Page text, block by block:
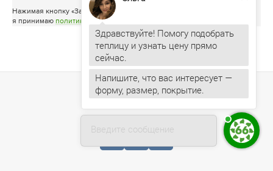
Нажимая кнопку «Задать вопрос»
я принимаю политику конфиденциальности
Введите сообщение
Здравствуйте! Помогу подобрать
теплицу и узнать цену прямо
Напишите, что вас интересует —
форму, размер, покрытие.